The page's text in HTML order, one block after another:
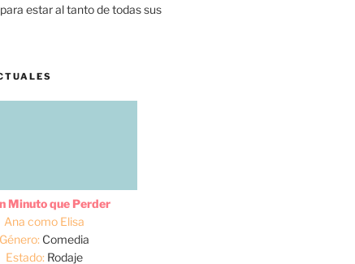
estar al tanto de todas sus
Minuto que Perder
Ana como Elisa
Género:Comedia
Estado:Rodaje